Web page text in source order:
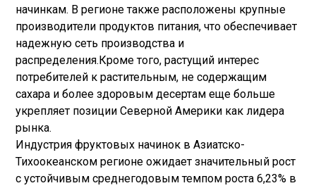
начинкам. В регионе также расположены крупные
производители продуктов питания, что обеспечивает
надежную сеть производства и
распределения.Кроме того, растущий интерес
потребителей к растительным, не содержащим
сахара и более здоровым десертам еще больше
укрепляет позиции Северной Америки как лидера
рынка.
Индустрия фруктовых начинок в Азиатско-
Тихоокеанском регионе ожидает значительный рост
с устойчивым среднегодовым темпом роста 6,23% в